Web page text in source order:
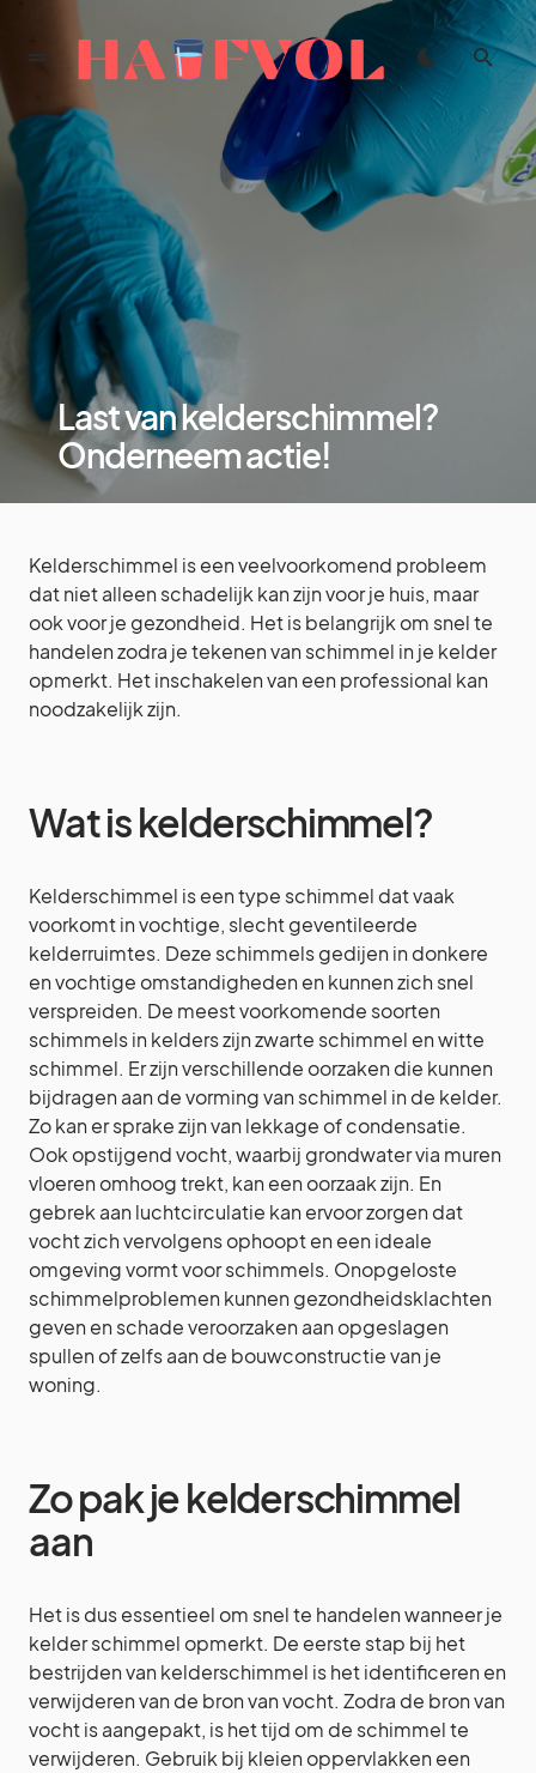
Last van kelderschimmel?
Onderneem actie!
Kelderschimmel is een veelvoorkomend probleem
dat niet alleen schadelijk kan zijn voor je huis, maar
ook voor je gezondheid. Het is belangrijk om snel te
handelen zodra je tekenen van schimmel in je kelder
opmerkt. Het inschakelen van een professional kan
noodzakelijk zijn.
Wat is kelderschimmel?
Kelderschimmel is een type schimmel dat vaak
voorkomt in vochtige, slecht geventileerde
kelderruimtes. Deze schimmels gedijen in donkere
en vochtige omstandigheden en kunnen zich snel
verspreiden. De meest voorkomende soorten
schimmels in kelders zijn zwarte schimmel en witte
schimmel. Er zijn verschillende oorzaken die kunnen
bijdragen aan de vorming van schimmel in de kelder.
Zo kan er sprake zijn van lekkage of condensatie.
Ook opstijgend vocht, waarbij grondwater via muren
vloeren omhoog trekt, kan een oorzaak zijn. En
gebrek aan luchtcirculatie kan ervoor zorgen dat
vocht zich vervolgens ophoopt en een ideale
omgeving vormt voor schimmels. Onopgeloste
schimmelproblemen kunnen gezondheidsklachten
geven en schade veroorzaken aan opgeslagen
spullen of zelfs aan de bouwconstructie van je
woning.
Zo pak je kelderschimmel
aan
Het is dus essentieel om snel te handelen wanneer je
kelder schimmel opmerkt. De eerste stap bij het
bestrijden van kelderschimmel is het identificeren en
verwijderen van de bron van vocht. Zodra de bron van
vocht is aangepakt, is het tijd om de schimmel te
verwijderen. Gebruik bij kleien oppervlakken een